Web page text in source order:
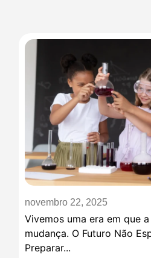
novembro 22, 2025
Vivemos uma era em que
mudança. O Futuro Não
Preparar...